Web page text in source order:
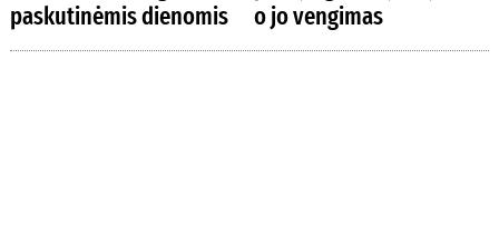
paskutinėmis dienomis
o jo vengimas